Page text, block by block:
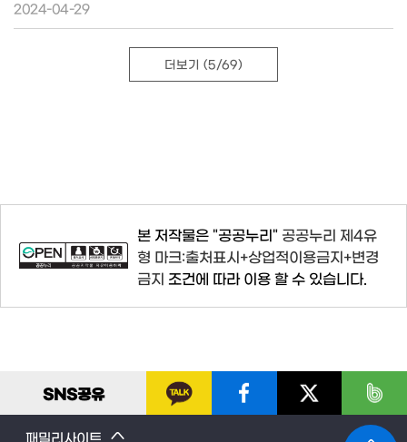
2024-04-29
더보기 (5/69)
본 저작물은 "공공누리" 공공누리 제4유
형 마크:출처표시+상업적이용금지+변경
금지 조건에 따라 이용 할 수 있습니다.
SNS공유
패밀리사이트